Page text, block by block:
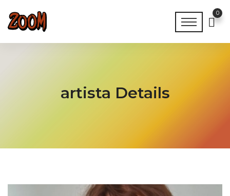
0
artista Details